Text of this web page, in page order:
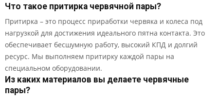
Что такое притирка червячной пары?
Притирка – это процесс приработки червяка и колеса под
нагрузкой для достижения идеального пятна контакта. Это
обеспечивает бесшумную работу, высокий КПД и долгий
ресурс. Мы выполняем притирку каждой пары на
специальном оборудовании.
Из каких материалов вы делаете червячные
пары?